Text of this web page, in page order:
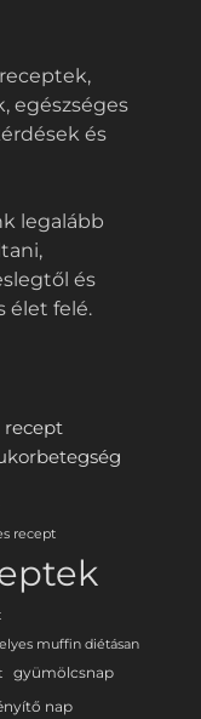
egészséges
és
legalább
és
élet felé.
recept
recept
muffin diétásan
gyümölcsnap
nap